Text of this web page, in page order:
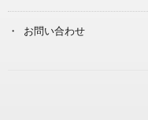
お問い合わせ